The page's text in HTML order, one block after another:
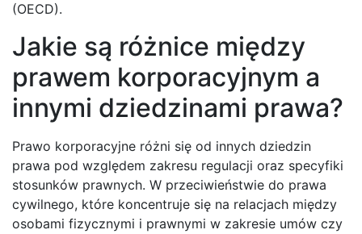
(OECD).
Jakie są różnice między
prawem korporacyjnym a
innymi dziedzinami prawa?
Prawo korporacyjne różni się od innych dziedzin
prawa pod względem zakresu regulacji oraz specyfiki
stosunków prawnych. W przeciwieństwie do prawa
cywilnego, które koncentruje się na relacjach między
osobami fizycznymi i prawnymi w zakresie umów czy